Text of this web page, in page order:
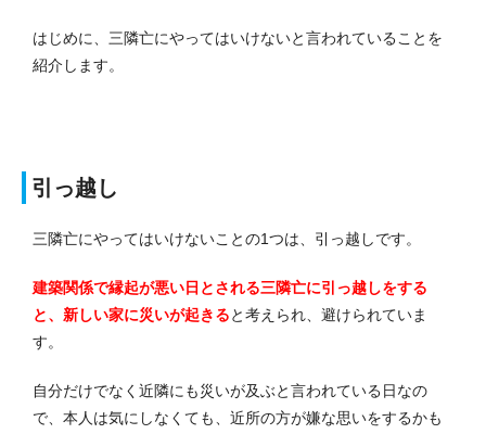
はじめに、三隣亡にやってはいけないと言われていることを
紹介します。
引っ越し
三隣亡にやってはいけないことの1つは、引っ越しです。
建築関係で縁起が悪い日とされる三隣亡に引っ越しをする
と、新しい家に災いが起きると考えられ、避けられていま
す。
自分だけでなく近隣にも災いが及ぶと言われている日なの
で、本人は気にしなくても、近所の方が嫌な思いをするかも